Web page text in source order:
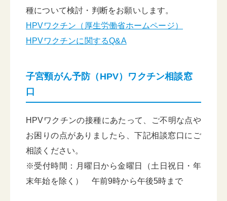
種について検討・判断をお願いします。
HPVワクチン（厚生労働省ホームページ）
HPVワクチンに関するQ&A
子宮頸がん予防（HPV）ワクチン相談窓
口
HPVワクチンの接種にあたって、ご不明な点や
お困りの点がありましたら、下記相談窓口にご
相談ください。
※受付時間：月曜日から金曜日（土日祝日・年
末年始を除く） 午前9時から午後5時まで